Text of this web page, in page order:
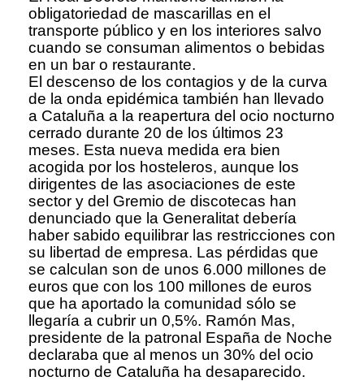
obligatoriedad de mascarillas en el
transporte público y en los interiores salvo
cuando se consuman alimentos o bebidas
en un bar o restaurante.
El descenso de los contagios y de la curva
de la onda epidémica también han llevado
a Cataluña a la reapertura del ocio nocturno
cerrado durante 20 de los últimos 23
meses. Esta nueva medida era bien
acogida por los hosteleros, aunque los
dirigentes de las asociaciones de este
sector y del Gremio de discotecas han
denunciado que la Generalitat debería
haber sabido equilibrar las restricciones con
su libertad de empresa. Las pérdidas que
se calculan son de unos 6.000 millones de
euros que con los 100 millones de euros
que ha aportado la comunidad sólo se
llegaría a cubrir un 0,5%. Ramón Mas,
presidente de la patronal España de Noche
declaraba que al menos un 30% del ocio
nocturno de Cataluña ha desaparecido.